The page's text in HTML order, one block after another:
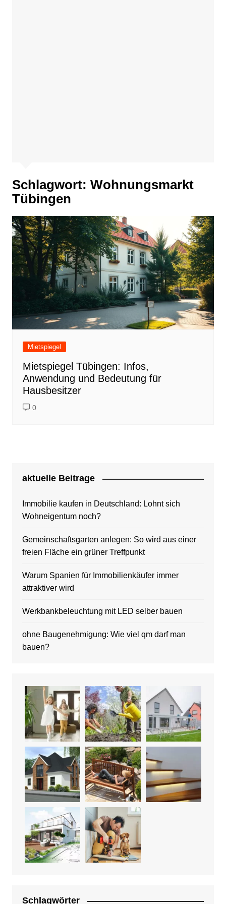
Schlagwort: Wohnungsmarkt
Tübingen
Mietspiegel
Mietspiegel Tübingen: Infos,
Anwendung und Bedeutung für
Hausbesitzer
0
aktuelle Beitrage
Immobilie kaufen in Deutschland: Lohnt sich
Wohneigentum noch?
Gemeinschaftsgarten anlegen: So wird aus einer
freien Fläche ein grüner Treffpunkt
Warum Spanien für Immobilienkäufer immer
attraktiver wird
Werkbankbeleuchtung mit LED selber bauen
ohne Baugenehmigung: Wie viel qm darf man
bauen?
Schlagwörter